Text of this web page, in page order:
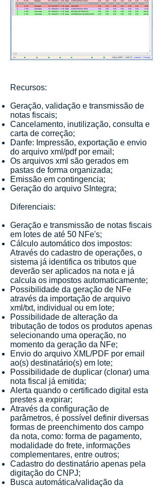
Recursos:
Geração, validação e transmissão de
notas fiscais;
Cancelamento, inutilização, consulta e
carta de correção;
Danfe: Impressão, exportação e envio
do arquivo xml/pdf por email;
Os arquivos xml são gerados em
pastas de forma organizada;
Emissão em contingencia;
Geração do arquivo SIntegra;
Diferenciais:
Geração e transmissão de notas fiscais
em lotes de até 50 NFe's;
Cálculo automático dos impostos:
Através do cadastro de operações, o
sistema já identifica os tributos que
deverão ser aplicados na nota e já
calcula os impostos automaticamente;
Possibilidade da geração de NFe
através da importação de arquivo
xml/txt, individual ou em lote;
Possibilidade de alteração da
tributação de todos os produtos apenas
selecionando uma operação, no
momento da geração da NFe;
Envio do arquivo XML/PDF por email
ao(s) destinatário(s) em lote;
Possibilidade de duplicar (clonar) uma
nota fiscal já emitida;
Alerta quando o certificado digital esta
prestes a expirar;
Através da configuração de
parâmetros, é possível definir diversas
formas de preenchimento dos campo
da nota, como: forma de pagamento,
modalidade do frete, informações
complementares, entre outros;
Cadastro do destinatário apenas pela
digitação do CNPJ;
Busca automática/validação da